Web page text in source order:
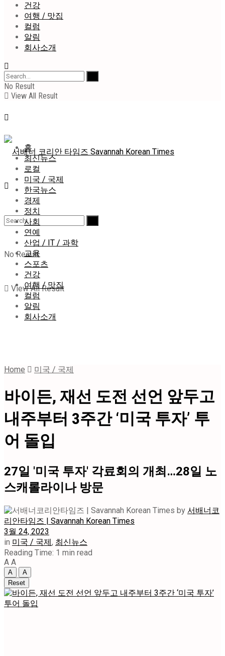
건강
여행 / 맛집
컬럼
알림
회사소개
No Result
View All Result
No Result
View All Result
홈
최신뉴스
로컬
미국 / 국제
한국뉴스
경제
정치
사회
연예
산업 / IT / 과학
교육
스포츠
건강
여행 / 맛집
컬럼
알림
회사소개
Home 미국 / 국제
바이든, 재선 도전 선언 앞두고
내주부터 3주간 ‘미국 투자’ 투
어 돌입
27일 '미국 투자' 각료회의 개최…28일 노
스캐롤라이나 방문
by 서배너코
리안타임즈 | Savannah Korean Times
3월 24, 2023
in 미국 / 국제, 최신뉴스
Reading Time: 1 min read
A A
A
A
Reset